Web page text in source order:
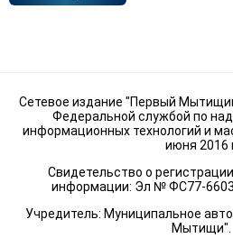
Сетевое издание "Первый
Федеральной службой по
информационных технологий и
июня 2016
Свидетельство о
информации: Эл № ФС77-
Учредитель: Муниципальное
Мытищи".